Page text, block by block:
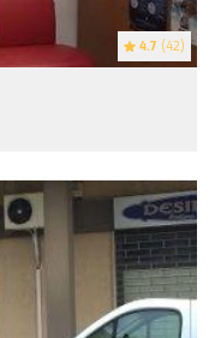
4.7 (42)